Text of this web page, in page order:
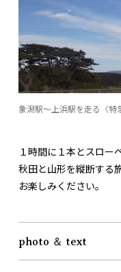
象潟駅〜上浜駅を走る〈特
１時間に１本とスロー
秋田と山形を縦断する
お楽しみください。
photo ＆ text